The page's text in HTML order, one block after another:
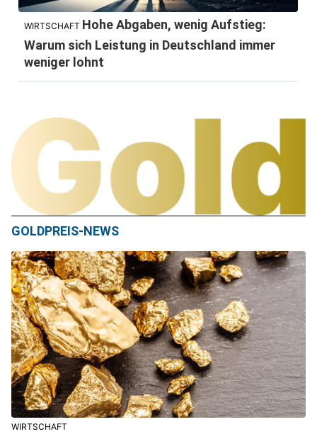
WIRTSCHAFT Hohe Abgaben, wenig Aufstieg:
Warum sich Leistung in Deutschland immer
weniger lohnt
GOLDPREIS-NEWS
WIRTSCHAFT